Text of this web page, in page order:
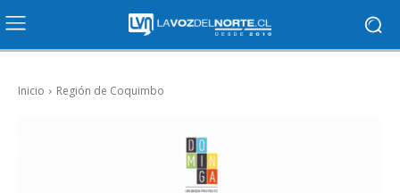
Inicio Región de Coquimbo